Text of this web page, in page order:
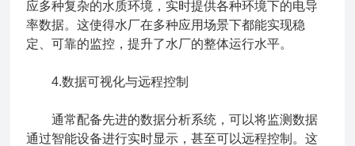
应多种复杂的水质环境，实时提供各种环境下的电导
率数据。这使得水厂在多种应用场景下都能实现稳
定、可靠的监控，提升了水厂的整体运行水平。
4.数据可视化与远程控制
通常配备先进的数据分析系统，可以将监测数据
通过智能设备进行实时显示，甚至可以远程控制。这